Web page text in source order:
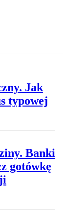
Jak
typowej
Banki
gotówkę